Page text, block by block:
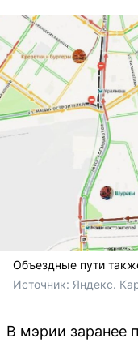
Объездные пути
Источник: Яндекс.
В мэрии заранее